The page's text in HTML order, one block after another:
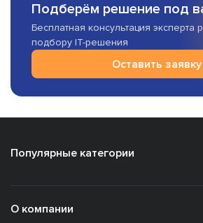
Подберём решение под
Бесплатная консультация эксперта
подбору IT-решения
Оставить заявку
Популярные категории
О компании